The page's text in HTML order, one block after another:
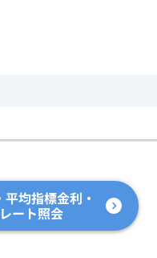
均指標金利・
ート照会